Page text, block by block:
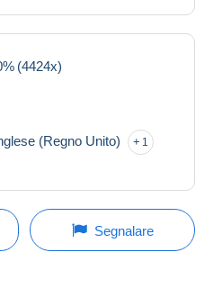
(4424x)
(Regno Unito) 1
Segnalare